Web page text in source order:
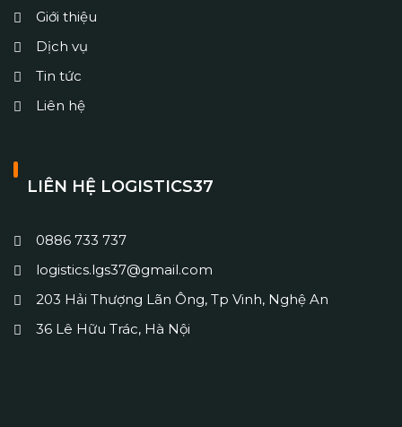
Giới thiệu
Dịch vụ
Tin tức
Liên hệ
LIÊN HỆ LOGISTICS37
0886 733 737
logistics.lgs37@gmail.com
203 Hải Thượng Lãn Ông, Tp Vinh, Nghệ An
36 Lê Hữu Trác, Hà Nội